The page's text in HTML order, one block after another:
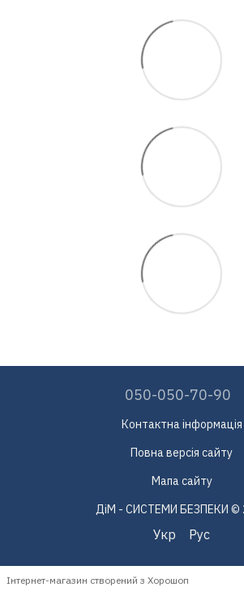
050-050-70-90
Контактна інформація
Повна версія сайту
Мапа сайту
ДіМ - СИСТЕМИ БЕЗПЕКИ ©
Укр Рус
Інтернет-магазин створений з Хорошоп